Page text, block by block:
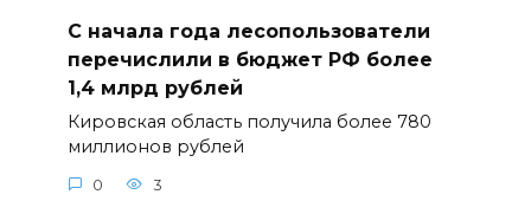
С начала года лесопользователи
перечислили в бюджет РФ более
1,4 млрд рублей
Кировская область получила более 780
миллионов рублей
0 3